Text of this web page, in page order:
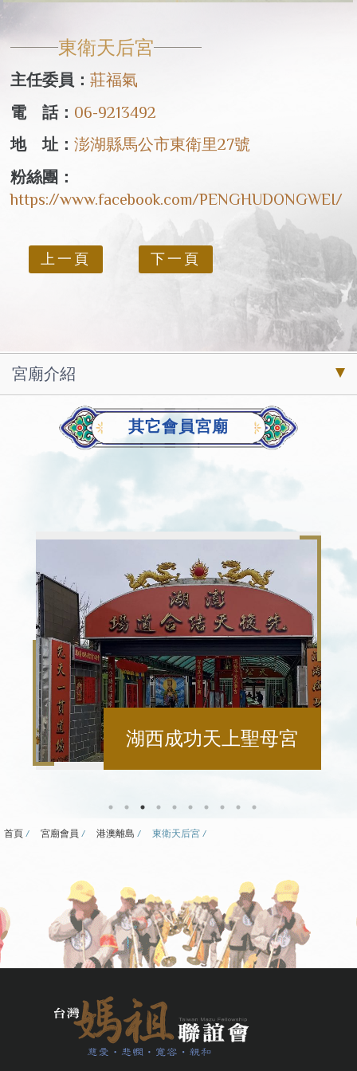
東衛天后宮
主任委員：莊福氣
電 話： 06-9213492
地 址：澎湖縣馬公市東衛里27號
粉絲團：
https://www.facebook.com/PENGHUDONGWEI/
上一頁 下一頁
宮廟介紹
其它會員宮廟
湖西成功天上聖母宮
首頁 宮廟會員 港澳離島 東衛天后宮